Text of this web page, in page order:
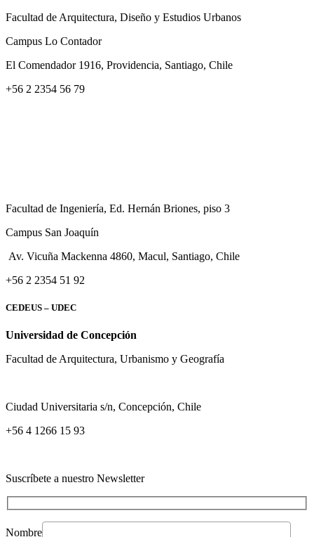
Facultad de Arquitectura, Diseño y Estudios Urbanos
Campus Lo Contador
El Comendador 1916, Providencia, Santiago, Chile
+56 2 2354 56 79
Facultad de Ingeniería, Ed. Hernán Briones, piso 3
Campus San Joaquín
Av. Vicuña Mackenna 4860, Macul, Santiago, Chile
+56 2 2354 51 92
CEDEUS – UDEC
Universidad de Concepción
Facultad de Arquitectura, Urbanismo y Geografía
Ciudad Universitaria s/n, Concepción, Chile
+56 4 1266 15 93
Suscríbete a nuestro Newsletter
Nombre